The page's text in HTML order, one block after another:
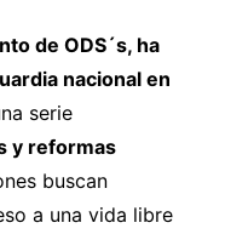
de ODS´s, ha
nacional en
serie
y reformas
buscan
a una vida libre